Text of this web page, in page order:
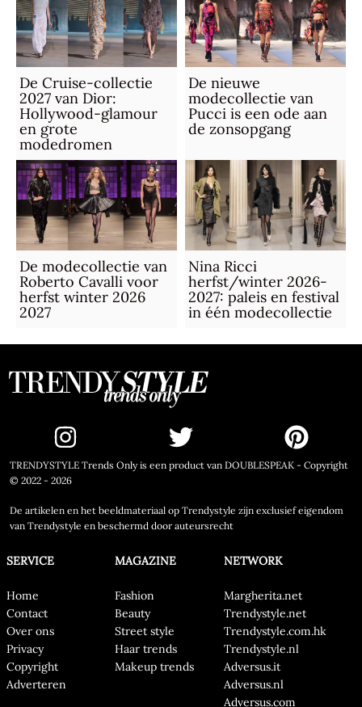
De Cruise-collectie
2027 van Dior:
Hollywood-glamour
en grote
modedromen
De nieuwe
modecollectie van
Pucci is een ode aan
de zonsopgang
De modecollectie van
Roberto Cavalli voor
herfst winter 2026
2027
Nina Ricci
herfst/winter 2026-
2027: paleis en festival
in één modecollectie
TRENDYSTYLE Trends Only is een product van DOUBLESPEAK - Copyright
© 2022 - 2026
De artikelen en het beeldmateriaal op Trendystyle zijn exclusief eigendom
van Trendystyle en beschermd door auteursrecht
SERVICE
Home
Contact
Over ons
Privacy
Copyright
Adverteren
MAGAZINE
Fashion
Beauty
Street style
Haar trends
Makeup trends
NETWORK
Margherita.net
Trendystyle.net
Trendystyle.com.hk
Trendystyle.nl
Adversus.it
Adversus.nl
Adversus.com